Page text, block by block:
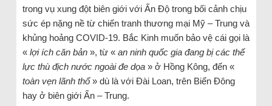
trong vụ xung đột biên giới với Ấn Độ trong bối cảnh chịu
sức ép nặng nề từ chiến tranh thương mại Mỹ – Trung và
khủng hoảng COVID-19. Bắc Kinh muốn bảo vệ cái gọi là
« lợi ích căn bản», từ « an ninh quốc gia đang bị các thế
lực thù địch nước ngoài đe dọa» ở Hồng Kông, đến «
toàn vẹn lãnh thổ» dù là với Đài Loan, trên Biển Đông
hay ở biên giới Ấn – Trung.